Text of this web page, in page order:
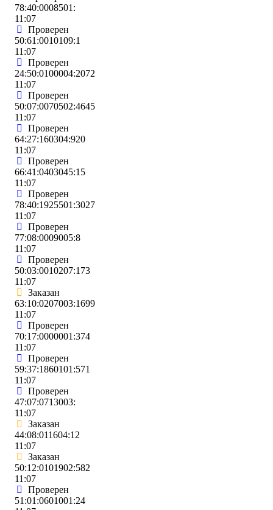
78:40:0008501:
11:07
Проверен
50:61:0010109:1
11:07
Проверен
24:50:0100004:2072
11:07
Проверен
50:07:0070502:4645
11:07
Проверен
64:27:160304:920
11:07
Проверен
66:41:0403045:15
11:07
Проверен
78:40:1925501:3027
11:07
Проверен
77:08:0009005:8
11:07
Проверен
50:03:0010207:173
11:07
Заказан
63:10:0207003:1699
11:07
Проверен
70:17:0000001:374
11:07
Проверен
59:37:1860101:571
11:07
Проверен
47:07:0713003:
11:07
Заказан
44:08:011604:12
11:07
Заказан
50:12:0101902:582
11:07
Проверен
51:01:0601001:24